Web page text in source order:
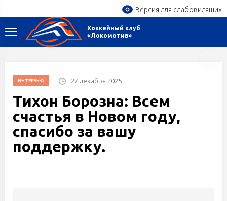
Версия для слабовидящих
Хоккейный клуб
«Локомотив»
ИНТЕРВЬЮ 27 декабря 2025
Тихон Борозна: Всем
счастья в Новом году,
спасибо за вашу
поддержку.